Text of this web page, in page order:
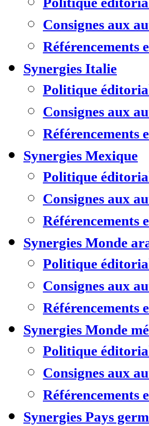
Consignes aux
Référencements
Synergies Italie
Politique
Consignes aux
Référencements
Synergies Mexique
Politique
Consignes aux
Référencements
Synergies Monde
Politique
Consignes aux
Référencements
Synergies Monde
Politique
Consignes aux
Référencements
Synergies Pays